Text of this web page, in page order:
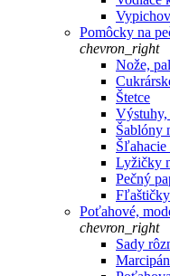
Pomôcky na
chevron_right
Nože,
Štetce
Šablóny
Šľahacie
Lyžičky
Pečný
Fľaštičky
Poťahové,
chevron_right
Sady
Marcipán